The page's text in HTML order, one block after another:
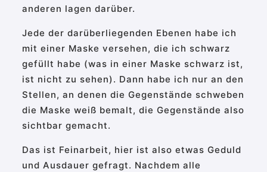
anderen lagen darüber.
Jede der darüberliegenden Ebenen habe ich
mit einer Maske versehen, die ich schwarz
gefüllt habe (was in einer Maske schwarz ist,
ist nicht zu sehen). Dann habe ich nur an den
Stellen, an denen die Gegenstände schweben
die Maske weiß bemalt, die Gegenstände also
sichtbar gemacht.
Das ist Feinarbeit, hier ist also etwas Geduld
und Ausdauer gefragt. Nachdem alle